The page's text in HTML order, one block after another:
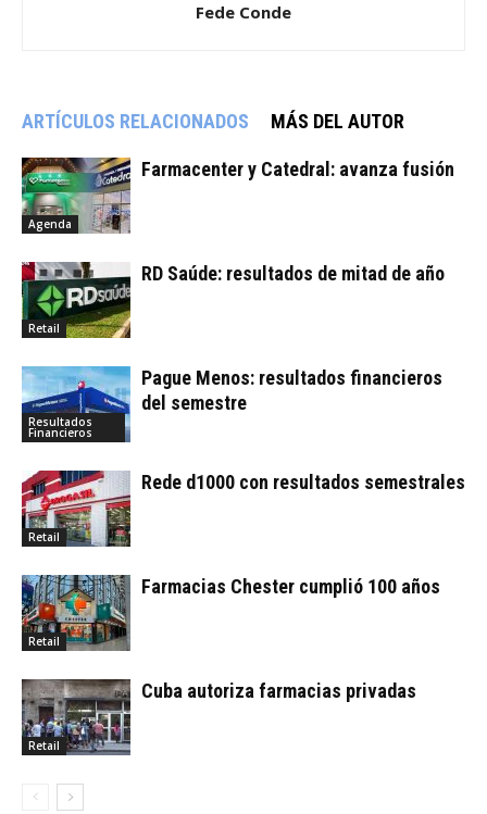
Fede Conde
ARTÍCULOS RELACIONADOS MÁS DEL AUTOR
Agenda
Farmacenter y Catedral: avanza fusión
Retail
RD Saúde: resultados de mitad de año
Resultados
Financieros
Pague Menos: resultados financieros
del semestre
Retail
Rede d1000 con resultados semestrales
Retail
Farmacias Chester cumplió 100 años
Retail
Cuba autoriza farmacias privadas